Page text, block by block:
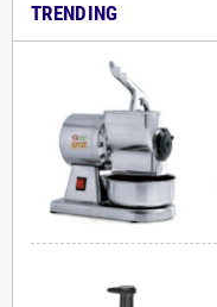
TRENDING